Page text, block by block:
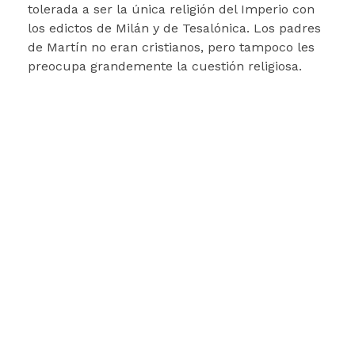
tolerada a ser la única religión del Imperio con
los edictos de Milán y de Tesalónica. Los padres
de Martín no eran cristianos, pero tampoco les
preocupa grandemente la cuestión religiosa.